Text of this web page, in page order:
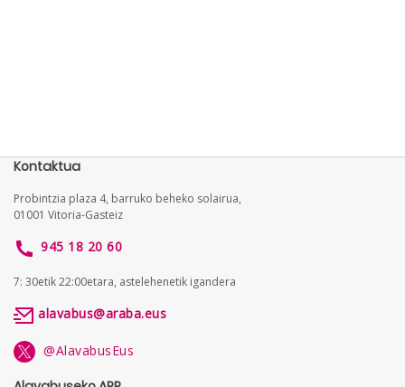
Kontaktua
Probintzia plaza 4, barruko beheko solairua,
01001 Vitoria-Gasteiz
945 18 20 60
7: 30etik 22:00etara, astelehenetik igandera
alavabus@araba.eus
@AlavabusEus